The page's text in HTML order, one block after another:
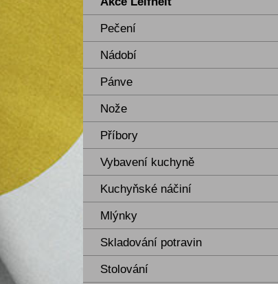
Pečení
Nádobí
Pánve
Nože
Příbory
Vybavení kuchyně
Kuchyňské náčiní
Mlýnky
Skladování potravin
Stolování